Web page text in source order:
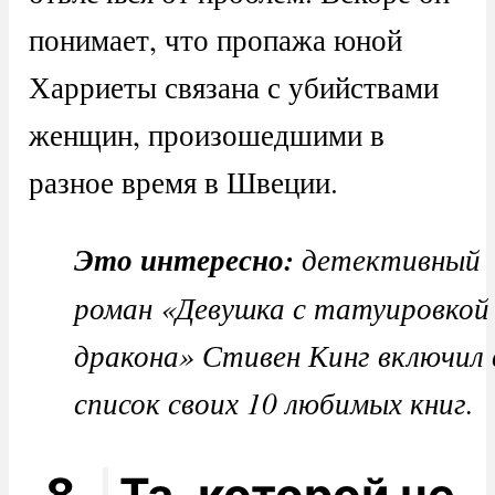
понимает, что пропажа юной
Харриеты связана с убийствами
женщин, произошедшими в
разное время в Швеции.
Это интересно: детективный
роман «Девушка с татуировкой
дракона» Стивен Кинг включил
список своих 10 любимых книг.